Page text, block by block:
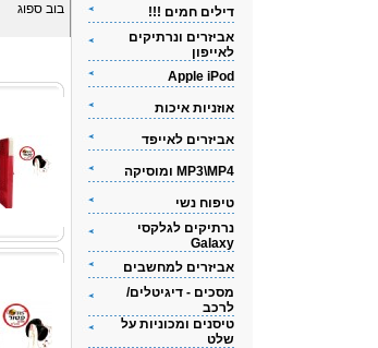
בוב ספוג
דילים חמים !!!
אביזרים ונרתיקים
לאייפון
Apple iPod
אוזניות איכות
אביזרים לאייפד
MP3\MP4 ומוסיקה
טיפוח נשי
נרתיקים לגלקסי
Galaxy
אביזרים למחשבים
מסכים - דיגיטלים/
לרכב
טיסנים ומכוניות על
שלט